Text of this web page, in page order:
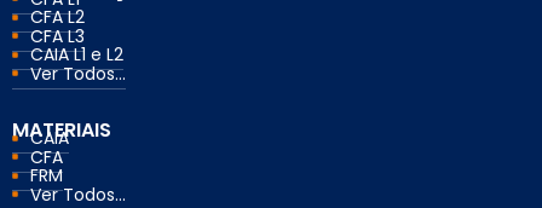
CFA L2
CFA L3
CAIA L1 e L2
Ver Todos...
MATERIAIS
CAIA
CFA
FRM
Ver Todos...